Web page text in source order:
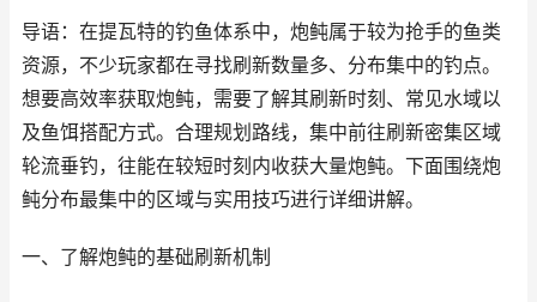
导语：在提瓦特的钓鱼体系中，炮鲀属于较为抢手的鱼类
资源，不少玩家都在寻找刷新数量多、分布集中的钓点。
想要高效率获取炮鲀，需要了解其刷新时刻、常见水域以
及鱼饵搭配方式。合理规划路线，集中前往刷新密集区域
轮流垂钓，往能在较短时刻内收获大量炮鲀。下面围绕炮
鲀分布最集中的区域与实用技巧进行详细讲解。
一、了解炮鲀的基础刷新机制